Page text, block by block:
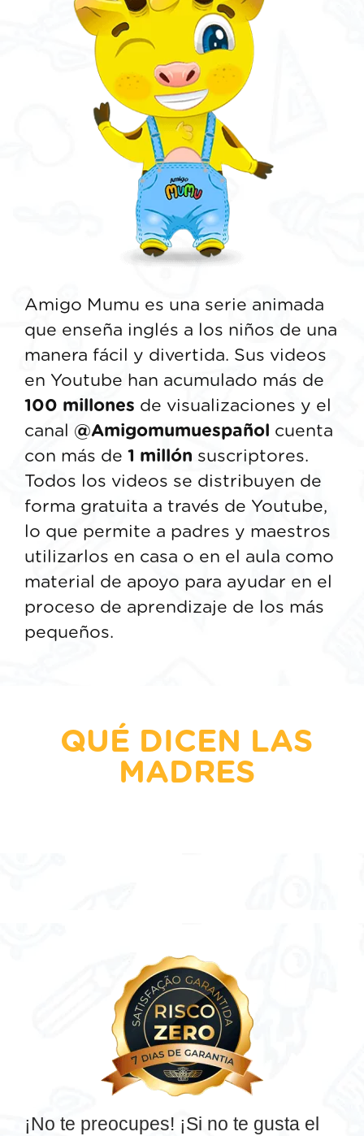
Amigo Mumu es una serie animada
que enseña inglés a los niños de una
manera fácil y divertida. Sus videos
en Youtube han acumulado más de
100 millones de visualizaciones y el
canal @Amigomumuespañol cuenta
con más de 1 millón suscriptores.
Todos los videos se distribuyen de
forma gratuita a través de Youtube,
lo que permite a padres y maestros
utilizarlos en casa o en el aula como
material de apoyo para ayudar en el
proceso de aprendizaje de los más
pequeños.
QUÉ DICEN LAS
MADRES
¡No te preocupes! ¡Si no te gusta el